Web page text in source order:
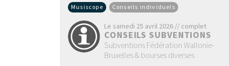
Musiscope Conseils individuels
Le samedi 25 avril 2026 // complet
CONSEILS SUBVENTIONS
Subventions Fédération Wallonie-
Bruxelles & bourses diverses